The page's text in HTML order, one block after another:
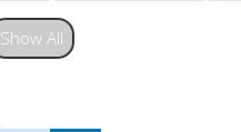
Show All